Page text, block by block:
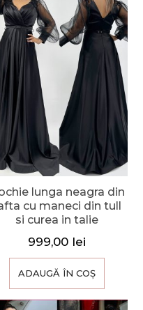
lunga neagra din
cu maneci din tull
si curea in talie
999,00 lei
ADAUGĂ ÎN COȘ